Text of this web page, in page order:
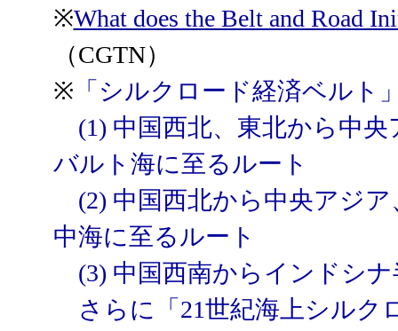
※What does the Belt and Road
（CGTN）
※ 「シルクロード経済ベルト
(1) 中国西北、東北から中
バルト海に至るルート
(2) 中国西北から中央アジ
中海に至るルート
(3) 中国西南からインドシ
さらに「21世紀海上シルク